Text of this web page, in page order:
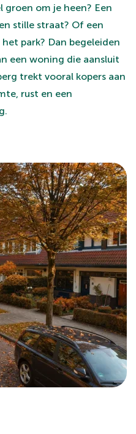
groen om je heen? Een
stille straat? Of een
park? Dan begeleiden
een woning die aansluit
trekt vooral kopers aan
rust en een